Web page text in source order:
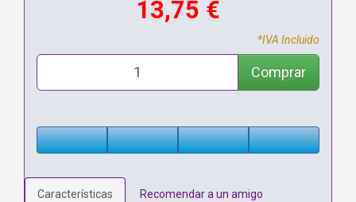
13,75 €
*IVA Incluido
Comprar
Características Recomendar a un amigo